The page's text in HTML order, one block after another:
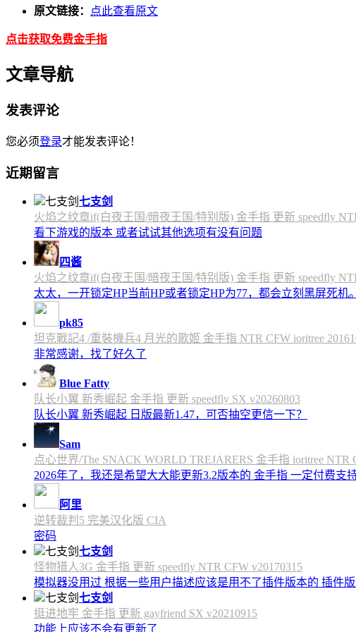
原文链接：
点此查看原文
点击获取免费金手指
文章导航
发表评论
您必须登录才能发表评论！
近期留言
七支剑
火焰之纹章if(白夜王国/暗夜王国/特别版) 金手指 更新 speedfly
看下游戏的版本 或者试试其他选项有没有问题
四酱
火焰之纹章if(白夜王国/暗夜王国/特别版) 金手指 更新 speedfly
太太，一开锁定HP当前HP或者锁定HP为77，都会立刻黑屏死
pk85
坦克戰記4 /重裝機兵4 月光的歌姬 金手指 NTR CFW ioritree
非常感谢，找了好久了
Blue Fatty
队长小翼 新秀崛起 金手指 更新 speedfly SX v20260803
队长小翼 新秀崛起 日版最新1.47，可否抽空更信一下？
Sam
点心世界/The SNACK WORLD TREJARERS 金手指 ioritree NTR
2026年了，我还是希望大大能更新3.2版本的 金手指 一定付费支
阿里
逆转裁判5 完美汉化版 CIA
密码
七支剑
怪物猎人3G 金手指 更新 speedfly NTR CFW v20170315
模拟器没用过 根据一些用户描述应该是用不了插件版本的 插件
七支剑
挺进地牢 金手指 更新 gayfriend SX v20210915
功能上应该不会有更新了